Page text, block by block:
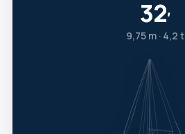
32′
9,75 m · 4,2 t